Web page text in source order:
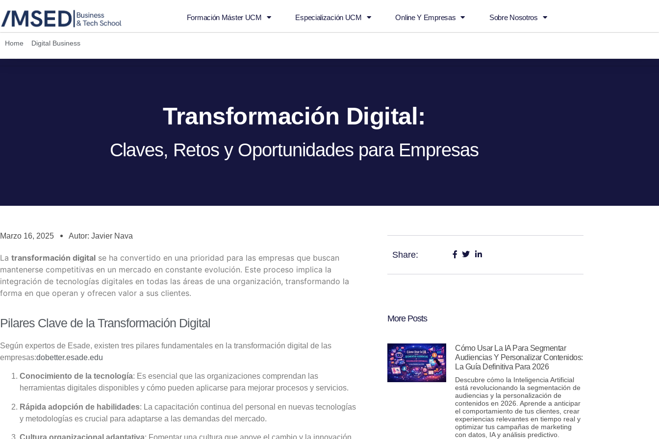
Formación Máster UCM Especialización UCM Online Y Empresas Sobre Nosotros
Home Digital Business
Transformación Digital:
Claves, Retos y Oportunidades para Empresas
Marzo 16, 2025 Autor: Javier Nava
La transformación digital se ha convertido en una prioridad para las empresas que buscan
mantenerse competitivas en un mercado en constante evolución. Este proceso implica la
integración de tecnologías digitales en todas las áreas de una organización, transformando la
forma en que operan y ofrecen valor a sus clientes.
Pilares Clave de la Transformación Digital
Según expertos de Esade, existen tres pilares fundamentales en la transformación digital de las
empresas:dobetter.esade.edu
Conocimiento de la tecnología: Es esencial que las organizaciones comprendan las
herramientas digitales disponibles y cómo pueden aplicarse para mejorar procesos y servicios.
Rápida adopción de habilidades: La capacitación continua del personal en nuevas tecnologías
y metodologías es crucial para adaptarse a las demandas del mercado.
Cultura organizacional adaptativa: Fomentar una cultura que apoye el cambio y la innovación
Share:
More Posts
Cómo Usar La IA Para Segmentar
Audiencias Y Personalizar Contenidos:
La Guía Definitiva Para 2026
Descubre cómo la Inteligencia Artificial
está revolucionando la segmentación de
audiencias y la personalización de
contenidos en 2026. Aprende a anticipar
el comportamiento de tus clientes, crear
experiencias relevantes en tiempo real y
optimizar tus campañas de marketing
con datos, IA y análisis predictivo.